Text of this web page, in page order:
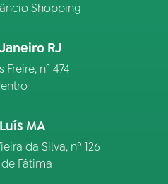
Shopping
RJ
Freire, n° 474
MA
da Silva, nº 126
Fátima